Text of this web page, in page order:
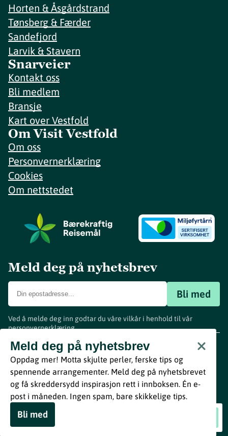
JuleBruce med Wick Street Band
Horten & Åsgårdstrand
Tønsberg & Færder
Sandefjord
Larvik & Stavern
Snarveier
Kontakt oss
Bli medlem
Bransje
Kart over Vestfold
Om Visit Vestfold
Om oss
Personvernerklæring
Cookies
Om nettstedet
Meld deg på nyhetsbrev
Bli med
Ved å melde deg inn godtar du våre vilkår i henhold til vår
personvernerklæring.
Meld deg på nyhetsbrev
Oppdag mer! Motta skjulte perler, ferske tips og
spennende arrangementer. Meld deg på nyhetsbrevet
og få skreddersydd inspirasjon rett i innboksen. Én e-
post i måneden. Ingen spam, bare skikkelige tips.
Bli med
www.visitvestfold.com
Turistinformasjon
Vestfold Fylkeskommune
ByBreakfast